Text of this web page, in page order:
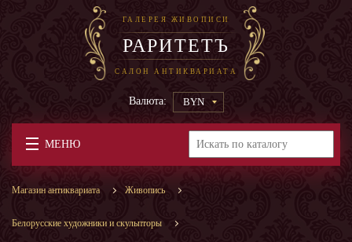
ГАЛЕРЕЯ ЖИВОПИСИ
РАРИТЕТЪ
САЛОН АНТИКВАРИАТА
Валюта: BYN
МЕНЮ
Магазин антиквариата Живопись
Белорусские художники и скульпторы